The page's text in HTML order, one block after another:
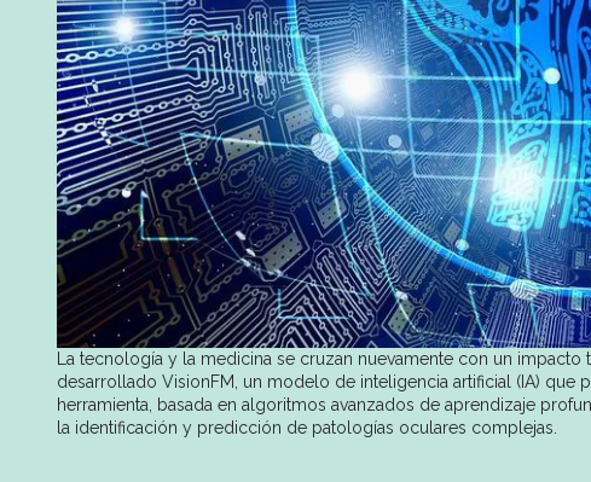
La tecnología y la medicina se cruzan nuevamente con un
desarrollado VisionFM, un modelo de inteligencia artificial (IA)
herramienta, basada en algoritmos avanzados de aprendizaje
la identificación y predicción de patologías oculares complejas.